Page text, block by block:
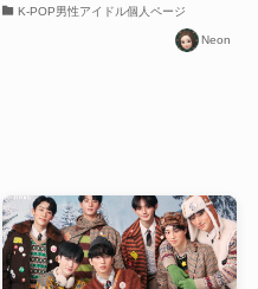
K-POP男性アイドル個人ページ
Neon